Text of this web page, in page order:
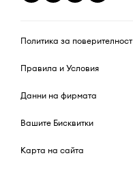
Политика за поверителност
Правила и Условия
Данни на фирмата
Вашите Бисквитки
Карта на сайта